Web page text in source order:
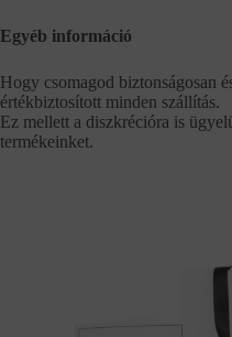
Egyéb információ
Hogy csomagod biztonságosan
értékbiztosított minden szállítás.
Ez mellett a diszkrécióra is
termékeinket.